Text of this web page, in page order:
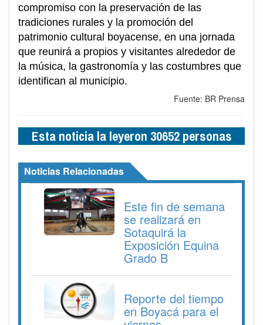
compromiso con la preservación de las
tradiciones rurales y la promoción del
patrimonio cultural boyacense, en una jornada
que reunirá a propios y visitantes alrededor de
la música, la gastronomía y las costumbres que
identifican al municipio.
Fuente: BR Prensa
Esta noticia la leyeron 30652 personas
Noticias Relacionadas
Este fin de semana
se realizará en
Sotaquirá la
Exposición Equina
Grado B
Reporte del tiempo
en Boyacá para el